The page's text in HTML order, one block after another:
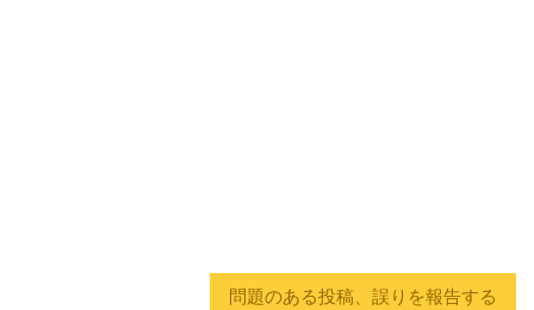
問題のある投稿、誤りを報告する